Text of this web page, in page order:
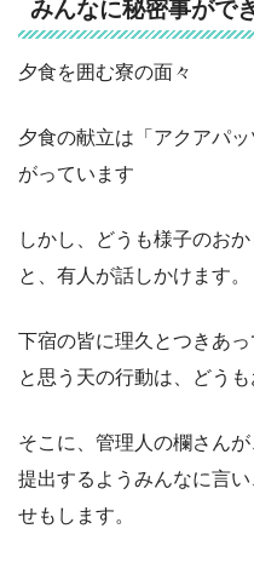
みんなに秘密事がで
夕食を囲む寮の面々
夕食の献立は「アクアパ
がっています
しかし、どうも様子のお
と、有人が話しかけます。
下宿の皆に理久とつきあ
と思う天の行動は、どうも
そこに、管理人の欄さん
提出するようみんなに言
せもします。